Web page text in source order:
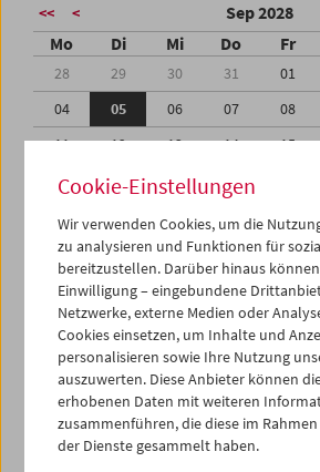
<< < Sep 2028
Mo Di Mi Do Fr
28 29 30 31 01
04
05 06 07 08
11
12 13 14 15
18
19 20 21
25
27 29
02
03 04 05 06
iCalender
Programmheft-PDF
English language or subtitles
< Vorherige Woche
Cookie-Einstellungen
Wir verwenden Cookies, um die
zu analysieren und Funktionen für
bereitzustellen. Darüber hinaus
Einwilligung – eingebundene
Netzwerke, externe Medien oder
Cookies einsetzen, um Inhalte und
personalisieren sowie Ihre Nutzung
auszuwerten. Diese Anbieter können
erhobenen Daten mit weiteren
zusammenführen, die diese im
der Dienste gesammelt haben.